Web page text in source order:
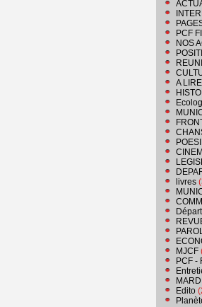
PCF
NOS
A LIRE
livres
MJCF
PCF -
Edito